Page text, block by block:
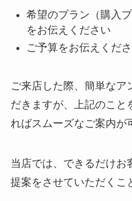
希望のプラン（購入
をお伝えください
ご予算をお伝えくだ
ご来店した際、簡単なア
だきますが、上記のこと
ればスムーズなご案内が
当店では、できるだけお
提案をさせていただくこ